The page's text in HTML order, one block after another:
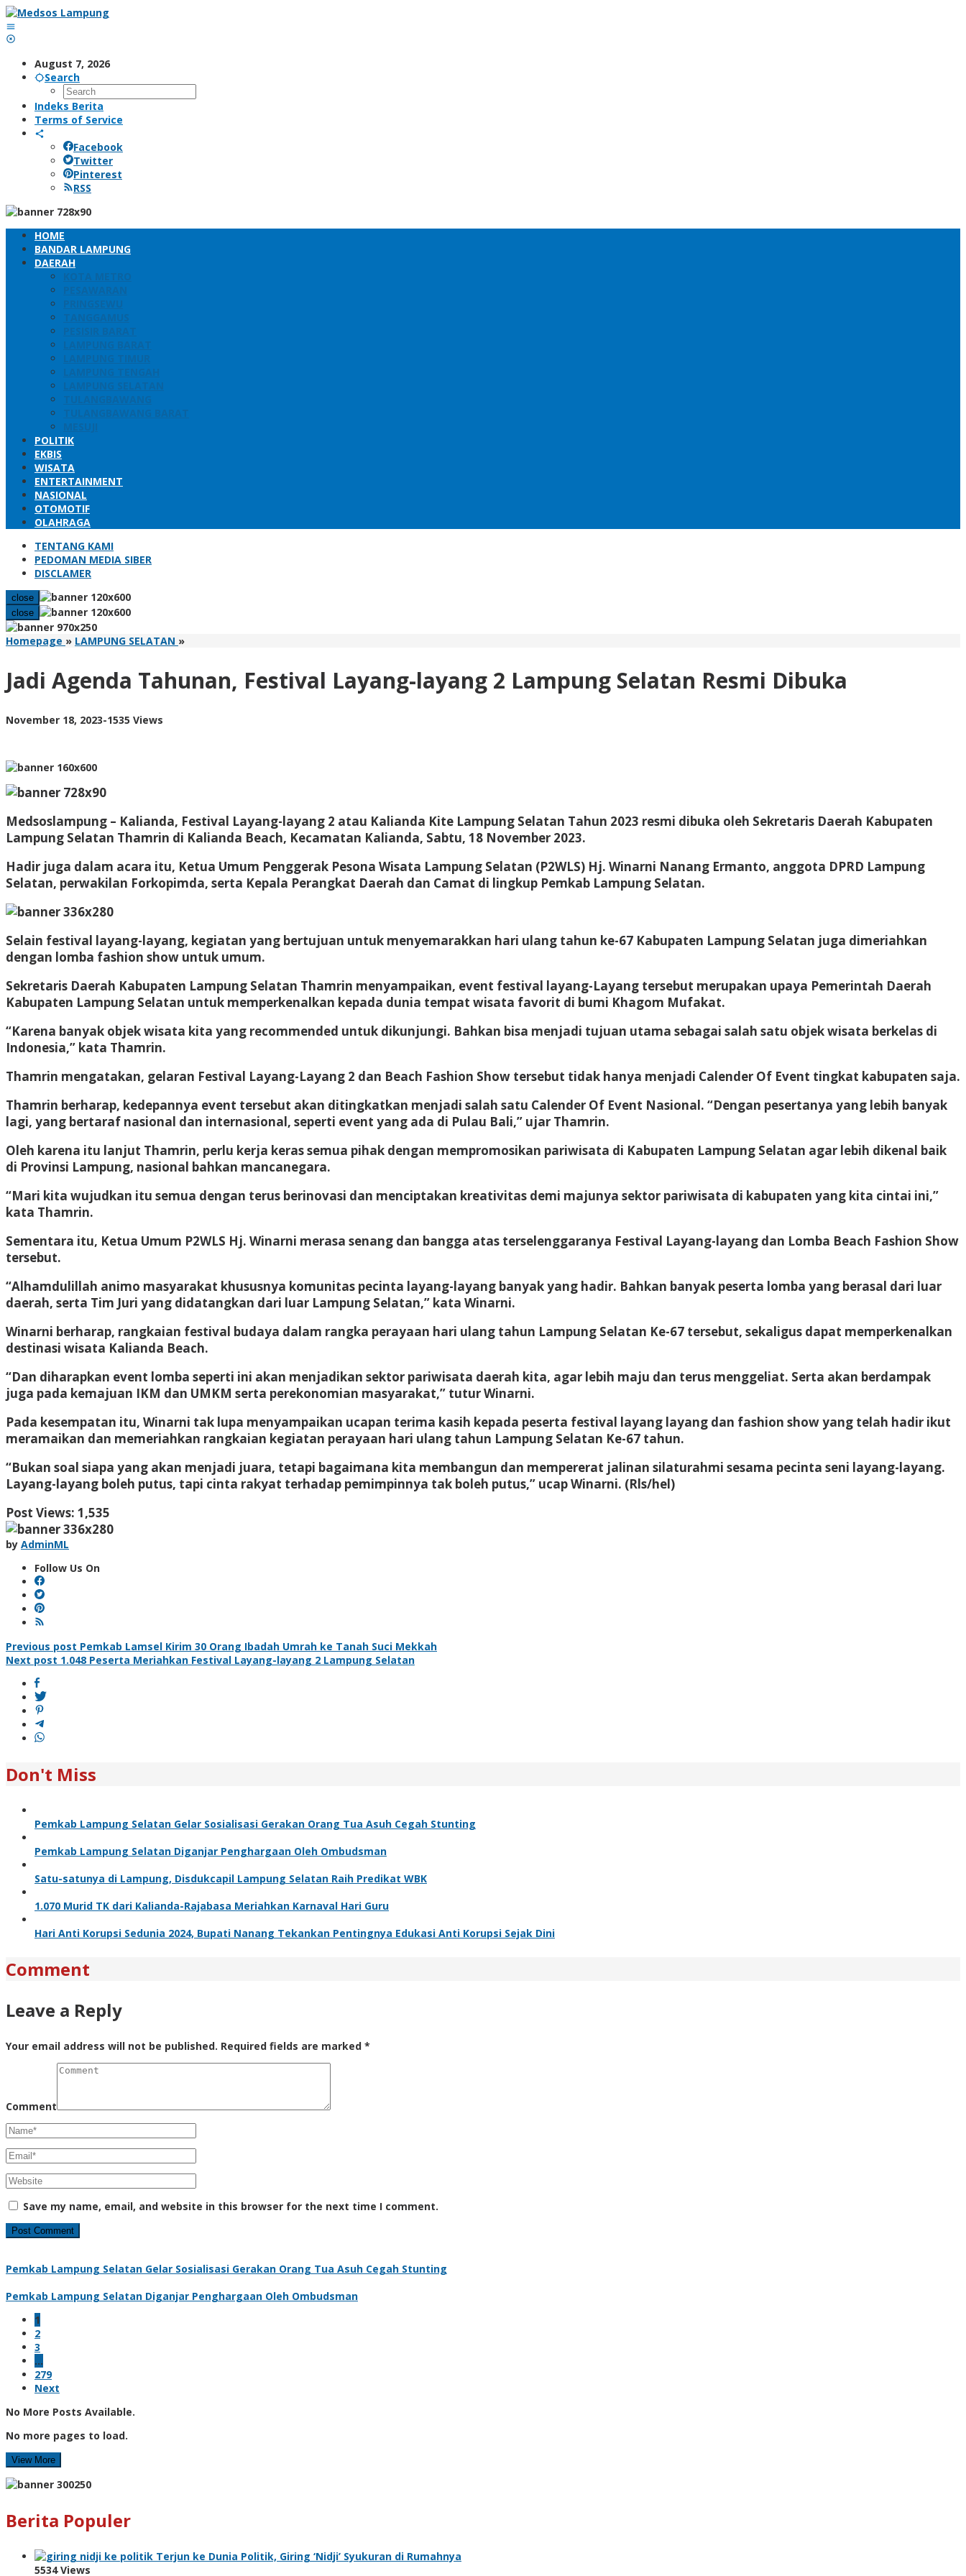
Skip
to
content
August 7, 2026
Search
Indeks Berita
Terms of Service
Facebook
Twitter
Pinterest
RSS
HOME
BANDAR LAMPUNG
DAERAH
KOTA METRO
PESAWARAN
PRINGSEWU
TANGGAMUS
PESISIR BARAT
LAMPUNG BARAT
LAMPUNG TIMUR
LAMPUNG TENGAH
LAMPUNG SELATAN
TULANGBAWANG
TULANGBAWANG BARAT
MESUJI
POLITIK
EKBIS
WISATA
ENTERTAINMENT
NASIONAL
OTOMOTIF
OLAHRAGA
TENTANG KAMI
PEDOMAN MEDIA SIBER
DISCLAMER
close
close
Homepage » LAMPUNG SELATAN »Jadi
Festival
Jadi Agenda Tahunan, Festival Layang-layang 2 Lampung Selatan Resmi Dibuka
November 18, 2023by
-1535 Views
Medsoslampung – Kalianda, Festival Layang-layang 2 atau Kalianda Kite Lampung Selatan Tahun 2023 resmi dibuka oleh Sekretaris Daerah Kabupaten
Lampung Selatan Thamrin di Kalianda Beach, Kecamatan Kalianda, Sabtu, 18 November 2023.
Hadir juga dalam acara itu, Ketua Umum Penggerak Pesona Wisata Lampung Selatan (P2WLS) Hj. Winarni Nanang Ermanto, anggota DPRD Lampung
Selatan, perwakilan Forkopimda, serta Kepala Perangkat Daerah dan Camat di lingkup Pemkab Lampung Selatan.
Selain festival layang-layang, kegiatan yang bertujuan untuk menyemarakkan hari ulang tahun ke-67 Kabupaten Lampung Selatan juga dimeriahkan
dengan lomba fashion show untuk umum.
Sekretaris Daerah Kabupaten Lampung Selatan Thamrin menyampaikan, event festival layang-Layang tersebut merupakan upaya Pemerintah Daerah
Kabupaten Lampung Selatan untuk memperkenalkan kepada dunia tempat wisata favorit di bumi Khagom Mufakat.
“Karena banyak objek wisata kita yang recommended untuk dikunjungi. Bahkan bisa menjadi tujuan utama sebagai salah satu objek wisata berkelas di
Indonesia,” kata Thamrin.
Thamrin mengatakan, gelaran Festival Layang-Layang 2 dan Beach Fashion Show tersebut tidak hanya menjadi Calender Of Event tingkat kabupaten saja.
Thamrin berharap, kedepannya event tersebut akan ditingkatkan menjadi salah satu Calender Of Event Nasional. “Dengan pesertanya yang lebih banyak
lagi, yang bertaraf nasional dan internasional, seperti event yang ada di Pulau Bali,” ujar Thamrin.
Oleh karena itu lanjut Thamrin, perlu kerja keras semua pihak dengan mempromosikan pariwisata di Kabupaten Lampung Selatan agar lebih dikenal baik
di Provinsi Lampung, nasional bahkan mancanegara.
“Mari kita wujudkan itu semua dengan terus berinovasi dan menciptakan kreativitas demi majunya sektor pariwisata di kabupaten yang kita cintai ini,”
kata Thamrin.
Sementara itu, Ketua Umum P2WLS Hj. Winarni merasa senang dan bangga atas terselenggaranya Festival Layang-layang dan Lomba Beach Fashion Show
tersebut.
“Alhamdulillah animo masyarakat khususnya komunitas pecinta layang-layang banyak yang hadir. Bahkan banyak peserta lomba yang berasal dari luar
daerah, serta Tim Juri yang didatangkan dari luar Lampung Selatan,” kata Winarni.
Winarni berharap, rangkaian festival budaya dalam rangka perayaan hari ulang tahun Lampung Selatan Ke-67 tersebut, sekaligus dapat memperkenalkan
destinasi wisata Kalianda Beach.
“Dan diharapkan event lomba seperti ini akan menjadikan sektor pariwisata daerah kita, agar lebih maju dan terus menggeliat. Serta akan berdampak
juga pada kemajuan IKM dan UMKM serta perekonomian masyarakat,” tutur Winarni.
Pada kesempatan itu, Winarni tak lupa menyampaikan ucapan terima kasih kepada peserta festival layang layang dan fashion show yang telah hadir ikut
meramaikan dan memeriahkan rangkaian kegiatan perayaan hari ulang tahun Lampung Selatan Ke-67 tahun.
“Bukan soal siapa yang akan menjadi juara, tetapi bagaimana kita membangun dan mempererat jalinan silaturahmi sesama pecinta seni layang-layang.
Layang-layang boleh putus, tapi cinta rakyat terhadap pemimpinnya tak boleh putus,” ucap Winarni. (Rls/hel)
Post Views: 1,535
by AdminML
Follow Us On
Post
navigation
Previous post Pemkab Lamsel Kirim 30 Orang Ibadah Umrah ke Tanah Suci Mekkah
Next post 1.048 Peserta Meriahkan Festival Layang-layang 2 Lampung Selatan
Don't Miss
Pemkab Lampung Selatan Gelar Sosialisasi Gerakan Orang Tua Asuh Cegah Stunting
Pemkab Lampung Selatan Diganjar Penghargaan Oleh Ombudsman
Satu-satunya di Lampung, Disdukcapil Lampung Selatan Raih Predikat WBK
1.070 Murid TK dari Kalianda-Rajabasa Meriahkan Karnaval Hari Guru
Hari Anti Korupsi Sedunia 2024, Bupati Nanang Tekankan Pentingnya Edukasi Anti Korupsi Sejak Dini
Comment
Leave a Reply
Your email address will not be published. Required fields are marked *
Comment
Save my name, email, and website in this browser for the next time I comment.
Pemkab Lampung Selatan Gelar Sosialisasi Gerakan Orang Tua Asuh Cegah Stunting
Pemkab Lampung Selatan Diganjar Penghargaan Oleh Ombudsman
1
2
3
…
279
Next
No More Posts Available.
No more pages to load.
View More
Berita Populer
Terjun ke Dunia Politik, Giring ‘Nidji’ Syukuran di Rumahnya
5534 Views